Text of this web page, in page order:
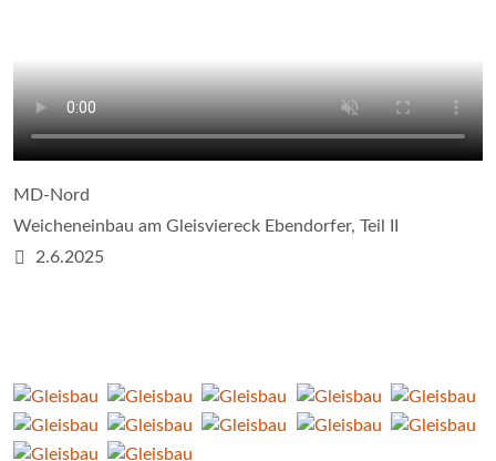
MD-Nord
Weicheneinbau am Gleisviereck Ebendorfer, Teil II
2.6.2025